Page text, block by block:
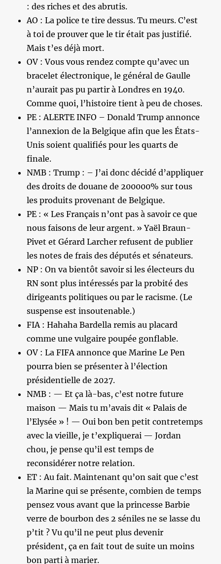
: des riches et des abrutis.
AO : La police te tire dessus. Tu meurs. C’est
à toi de prouver que le tir était pas justifié.
Mais t’es déjà mort.
OV : Vous vous rendez compte qu’avec un
bracelet électronique, le général de Gaulle
n’aurait pas pu partir à Londres en 1940.
Comme quoi, l’histoire tient à peu de choses.
PE : ALERTE INFO – Donald Trump annonce
l’annexion de la Belgique afin que les États-
Unis soient qualifiés pour les quarts de
finale.
NMB : Trump : – J’ai donc décidé d’appliquer
des droits de douane de 200000% sur tous
les produits provenant de Belgique.
PE : « Les Français n’ont pas à savoir ce que
nous faisons de leur argent. » Yaël Braun-
Pivet et Gérard Larcher refusent de publier
les notes de frais des députés et sénateurs.
NP : On va bientôt savoir si les électeurs du
RN sont plus intéressés par la probité des
dirigeants politiques ou par le racisme. (Le
suspense est insoutenable.)
FIA : Hahaha Bardella remis au placard
comme une vulgaire poupée gonflable.
OV : La FIFA annonce que Marine Le Pen
pourra bien se présenter à l’élection
présidentielle de 2027.
NMB : — Et ça là-bas, c’est notre future
maison — Mais tu m’avais dit « Palais de
l’Elysée » ! — Oui bon ben petit contretemps
avec la vieille, je t’expliquerai — Jordan
chou, je pense qu’il est temps de
reconsidérer notre relation.
ET : Au fait. Maintenant qu’on sait que c’est
la Marine qui se présente, combien de temps
pensez vous avant que la princesse Barbie
verre de bourbon des 2 séniles ne se lasse du
p’tit ? Vu qu’il ne peut plus devenir
président, ça en fait tout de suite un moins
bon parti à marier.